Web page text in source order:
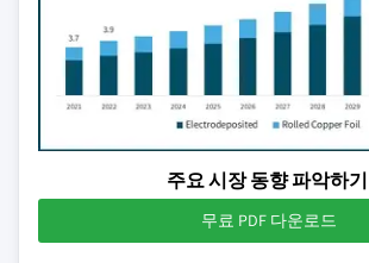
주요 시장 동향 파악하기
무료 PDF 다운로드